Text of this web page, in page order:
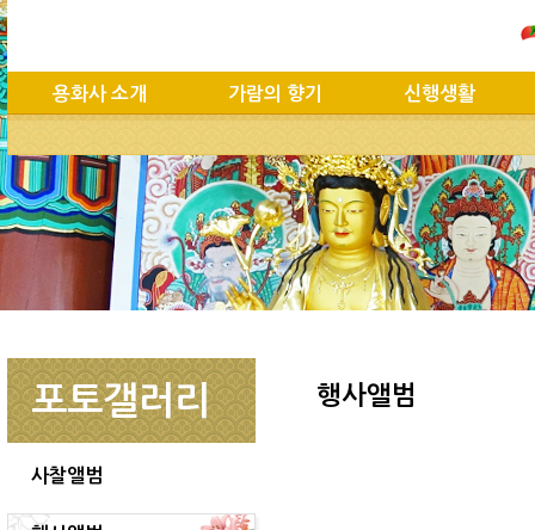
용화사 소개 가람의 향기 신행생활
포토갤러리
사찰앨범
행사앨범